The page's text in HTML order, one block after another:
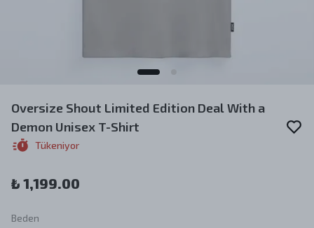
Oversize Shout Limited Edition Deal With a
Demon Unisex T-Shirt
Tükeniyor
₺ 1,199.00
Beden